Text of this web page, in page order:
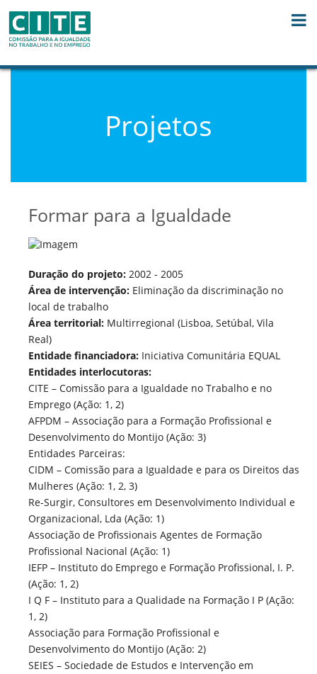
Projetos
Formar para a Igualdade
Duração do projeto: 2002 - 2005
Área de intervenção: Eliminação da discriminação no
local de trabalho
Área territorial: Multirregional (Lisboa, Setúbal, Vila
Real)
Entidade financiadora: Iniciativa Comunitária EQUAL
Entidades interlocutoras:
CITE – Comissão para a Igualdade no Trabalho e no
Emprego (Ação: 1, 2)
AFPDM – Associação para a Formação Profissional e
Desenvolvimento do Montijo (Ação: 3)
Entidades Parceiras:
CIDM – Comissão para a Igualdade e para os Direitos das
Mulheres (Ação: 1, 2, 3)
Re-Surgir, Consultores em Desenvolvimento Individual e
Organizacional, Lda (Ação: 1)
Associação de Profissionais Agentes de Formação
Profissional Nacional (Ação: 1)
IEFP – Instituto do Emprego e Formação Profissional, I. P.
(Ação: 1, 2)
I Q F – Instituto para a Qualidade na Formação I P (Ação:
1, 2)
Associação para Formação Profissional e
Desenvolvimento do Montijo (Ação: 2)
SEIES – Sociedade de Estudos e Intervenção em